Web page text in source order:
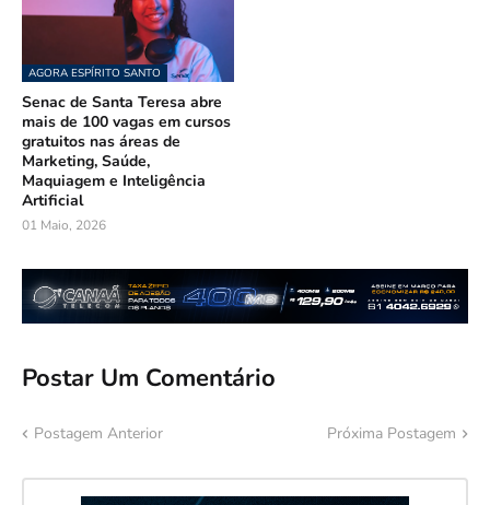
AGORA ESPÍRITO SANTO
Senac de Santa Teresa abre
mais de 100 vagas em cursos
gratuitos nas áreas de
Marketing, Saúde,
Maquiagem e Inteligência
Artificial
01 Maio, 2026
Postar Um Comentário
Postagem Anterior Próxima Postagem